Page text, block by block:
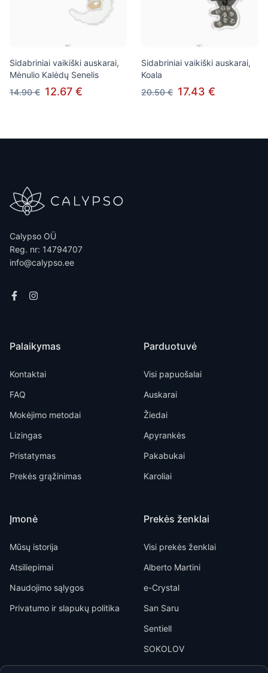
Sidabriniai vaikiški auskarai,
Mėnulio Kalėdų Senelis
14.90 € 12.67 €
Sidabriniai vaikiški auskarai,
Koala
20.50 € 17.43 €
Calypso OÜ
Reg. nr: 14794707
info@calypso.ee
Palaikymas
Kontaktai
FAQ
Mokėjimo metodai
Lizingas
Pristatymas
Prekės grąžinimas
Įmonė
Mūsų istorija
Atsiliepimai
Naudojimo sąlygos
Privatumo ir slapukų politika
Parduotuvė
Visi papuošalai
Auskarai
Žiedai
Apyrankės
Pakabukai
Karoliai
Prekės ženklai
Visi prekės ženklai
Alberto Martini
e-Crystal
San Saru
Sentiell
SOKOLOV